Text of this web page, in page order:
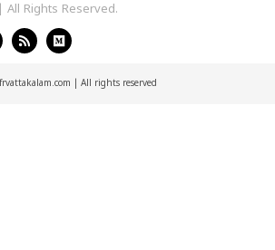
Rights Reserved.
| All rights reserved